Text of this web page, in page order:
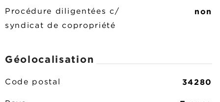
Procédure diligentées c/
syndicat de copropriété
non
Géolocalisation
Code postal 34280